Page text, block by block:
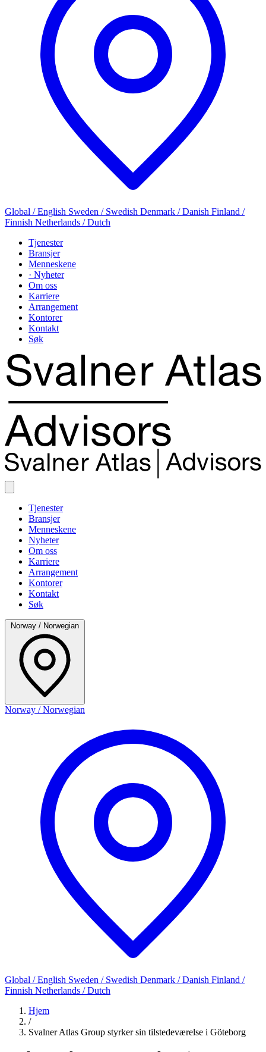
Global / English Sweden / Swedish Denmark / Danish Finland /
Finnish Netherlands / Dutch
Tjenester
Bransjer
Menneskene
· Nyheter
Om oss
Karriere
Arrangement
Kontorer
Kontakt
Søk
Tjenester
Bransjer
Menneskene
Nyheter
Om oss
Karriere
Arrangement
Kontorer
Kontakt
Søk
Norway / Norwegian
Norway / Norwegian
Global / English Sweden / Swedish Denmark / Danish Finland /
Finnish Netherlands / Dutch
Hjem
/
Svalner Atlas Group styrker sin tilstedeværelse i Göteborg